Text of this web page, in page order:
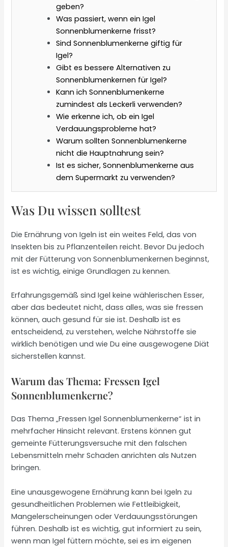
geben?
Was passiert, wenn ein Igel
Sonnenblumenkerne frisst?
Sind Sonnenblumenkerne giftig für
Igel?
Gibt es bessere Alternativen zu
Sonnenblumenkernen für Igel?
Kann ich Sonnenblumenkerne
zumindest als Leckerli verwenden?
Wie erkenne ich, ob ein Igel
Verdauungsprobleme hat?
Warum sollten Sonnenblumenkerne
nicht die Hauptnahrung sein?
Ist es sicher, Sonnenblumenkerne aus
dem Supermarkt zu verwenden?
Was Du wissen solltest
Die Ernährung von Igeln ist ein weites Feld, das von
Insekten bis zu Pflanzenteilen reicht. Bevor Du jedoch
mit der Fütterung von Sonnenblumenkernen beginnst,
ist es wichtig, einige Grundlagen zu kennen.
Erfahrungsgemäß sind Igel keine wählerischen Esser,
aber das bedeutet nicht, dass alles, was sie fressen
können, auch gesund für sie ist. Deshalb ist es
entscheidend, zu verstehen, welche Nährstoffe sie
wirklich benötigen und wie Du eine ausgewogene Diät
sicherstellen kannst.
Warum das Thema: Fressen Igel
Sonnenblumenkerne?
Das Thema „Fressen Igel Sonnenblumenkerne“ ist in
mehrfacher Hinsicht relevant. Erstens können gut
gemeinte Fütterungsversuche mit den falschen
Lebensmitteln mehr Schaden anrichten als Nutzen
bringen.
Eine unausgewogene Ernährung kann bei Igeln zu
gesundheitlichen Problemen wie Fettleibigkeit,
Mangelerscheinungen oder Verdauungsstörungen
führen. Deshalb ist es wichtig, gut informiert zu sein,
wenn man Igel füttern möchte, sei es im eigenen